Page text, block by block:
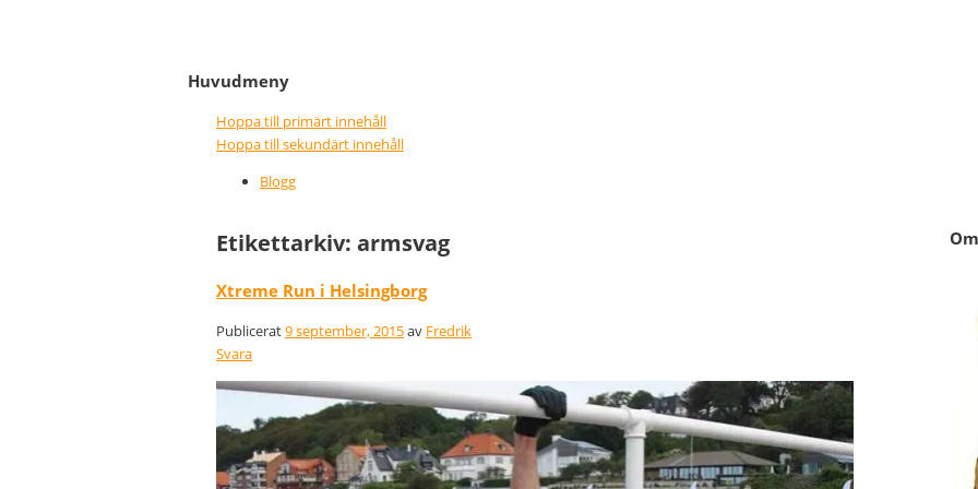
Nice wins nothing
Huvudmeny
Hoppa till primärt innehåll
Hoppa till sekundärt innehåll
Blogg
Etikettarkiv: armsvag
Xtreme Run i Helsingborg
Publicerat9 september, 2015av Fredrik
Svara